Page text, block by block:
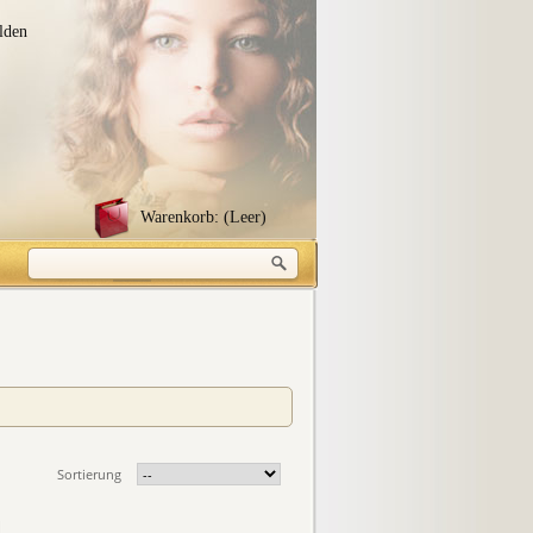
Warenkorb: (Leer)
Sortierung